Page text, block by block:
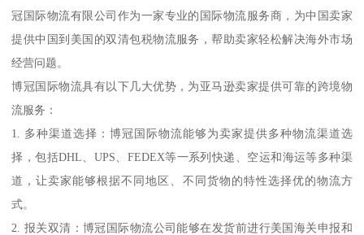
冠国际物流有限公司作为一家专业的国际物流服务商，为中国卖家
提供中国到美国的双清包税物流服务，帮助卖家轻松解决海外市场
经营问题。
博冠国际物流具有以下几大优势，为亚马逊卖家提供可靠的跨境物
流服务：
1. 多种渠道选择：博冠国际物流能够为卖家提供多种物流渠道选
择，包括DHL、UPS、FEDEX等一系列快递、空运和海运等多种渠
道，让卖家能够根据不同地区、不同货物的特性选择优的物流方
式。
2. 报关双清：博冠国际物流公司能够在发货前进行美国海关申报和